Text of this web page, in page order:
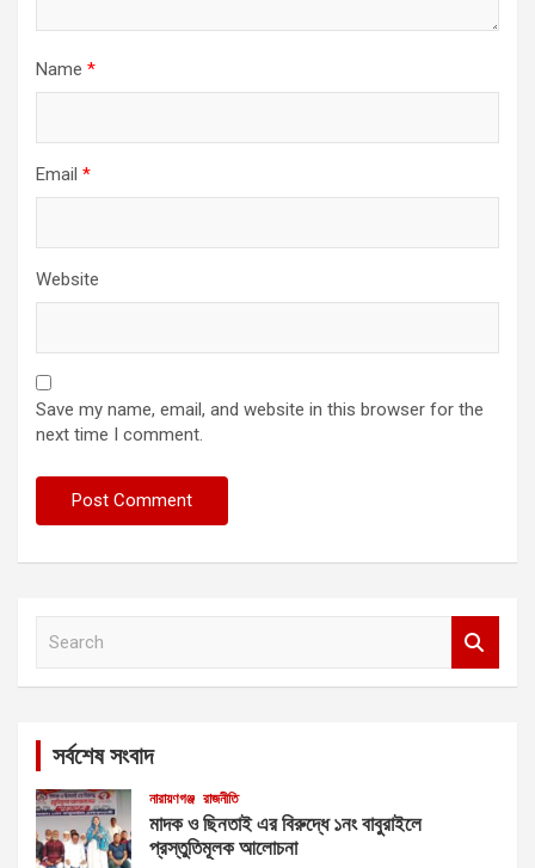
Name *
Email *
Website
Save my name, email, and website in this browser for the
next time I comment.
সর্বশেষ সংবাদ
নারায়ণগঞ্জ রাজনীতি
মাদক ও ছিনতাই এর বিরুদ্ধে ১নং বাবুরাইলে
প্রস্তুতিমূলক আলোচনা